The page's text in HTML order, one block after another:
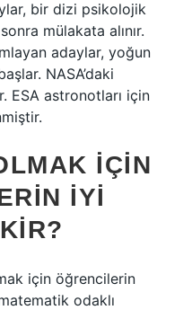
bir dizi psikolojik
mülakata alınır.
adaylar, yoğun
NASA’daki
ESA astronotları için
IÇIN
IYI
için öğrencilerin
odaklı